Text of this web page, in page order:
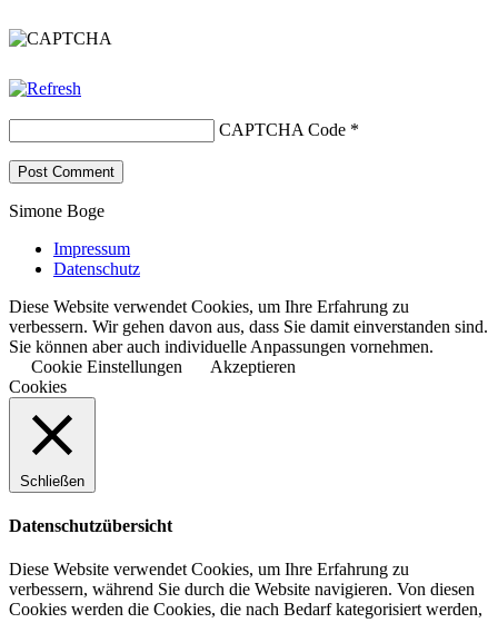
CAPTCHA Code *
Simone Boge
Impressum
Datenschutz
Diese Website verwendet Cookies, um Ihre Erfahrung zu
verbessern. Wir gehen davon aus, dass Sie damit einverstanden sind.
Sie können aber auch individuelle Anpassungen vornehmen.
Cookie Einstellungen
Akzeptieren
Cookies
Schließen
Datenschutzübersicht
Diese Website verwendet Cookies, um Ihre Erfahrung zu
verbessern, während Sie durch die Website navigieren. Von diesen
Cookies werden die Cookies, die nach Bedarf kategorisiert werden,